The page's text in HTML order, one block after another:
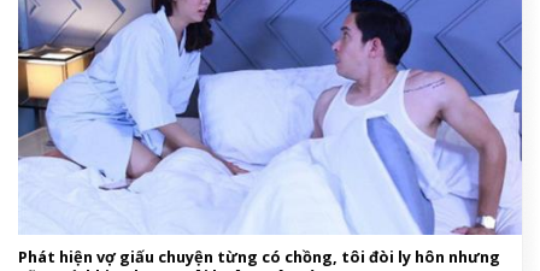
Phát hiện vợ giấu chuyện từng có chồng, tôi đòi ly hôn nhưng